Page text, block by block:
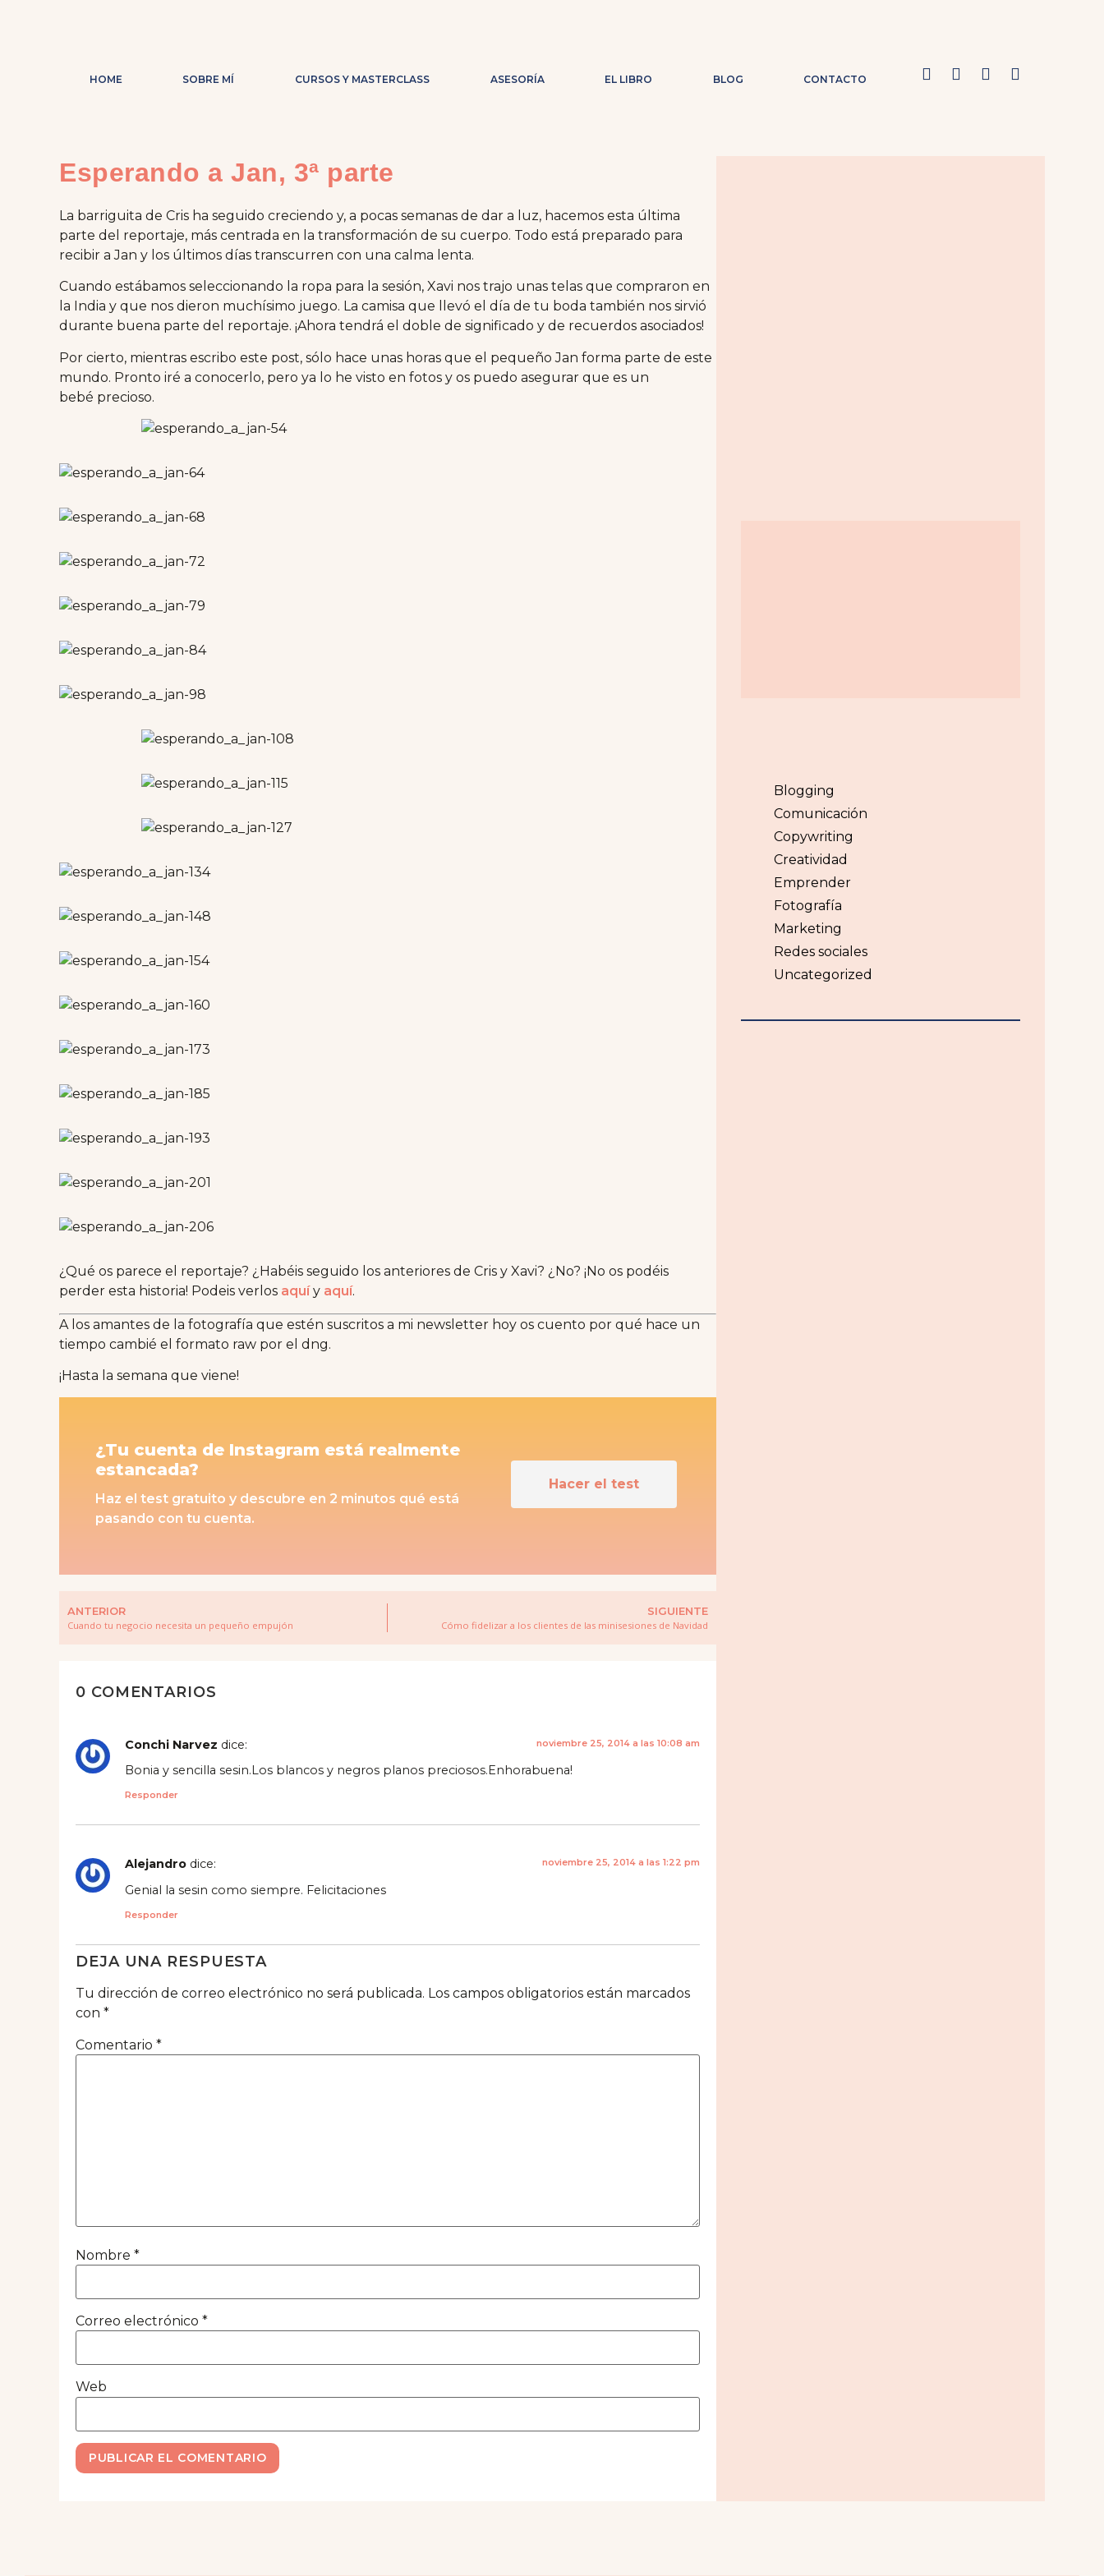
HOME SOBRE MÍ CURSOS Y MASTERCLASS ASESORÍA EL LIBRO BLOG CONTACTO
Esperando a Jan, 3ª parte
La barriguita de Cris ha seguido creciendo y, a pocas semanas de dar a luz, hacemos esta última
parte del reportaje, más centrada en la transformación de su cuerpo. Todo está preparado para
recibir a Jan y los últimos días transcurren con una calma lenta.
Cuando estábamos seleccionando la ropa para la sesión, Xavi nos trajo unas telas que compraron en
la India y que nos dieron muchísimo juego. La camisa que llevó el día de tu boda también nos sirvió
durante buena parte del reportaje. ¡Ahora tendrá el doble de significado y de recuerdos asociados!
Por cierto, mientras escribo este post, sólo hace unas horas que el pequeño Jan forma parte de este
mundo. Pronto iré a conocerlo, pero ya lo he visto en fotos y os puedo asegurar que es un
bebé precioso.
¿Qué os parece el reportaje? ¿Habéis seguido los anteriores de Cris y Xavi? ¿No? ¡No os podéis
perder esta historia! Podeis verlos aquíy aquí.
A los amantes de la fotografía que estén suscritos a mi newsletter hoy os cuento por qué hace un
tiempo cambié el formato raw por el dng.
¡Hasta la semana que viene!
¿Tu cuenta de Instagram está realmente
estancada?
Haz el test gratuito y descubre en 2 minutos qué está
pasando con tu cuenta.
Hacer el test
ANTERIOR
Cuando tu negocio necesita un pequeño empujón
SIGUIENTE
Cómo fidelizar a los clientes de las minisesiones de Navidad
0 COMENTARIOS
Conchi Narvez dice: noviembre 25, 2014 a las 10:08 am
Bonia y sencilla sesin.Los blancos y negros planos preciosos.Enhorabuena!
Responder
Alejandro dice: noviembre 25, 2014 a las 1:22 pm
Genial la sesin como siempre. Felicitaciones
Responder
DEJA UNA RESPUESTA
Tu dirección de correo electrónico no será publicada. Los campos obligatorios están marcados
con *
Comentario *
Nombre *
Correo electrónico *
Web
Blogging
Comunicación
Copywriting
Creatividad
Emprender
Fotografía
Marketing
Redes sociales
Uncategorized